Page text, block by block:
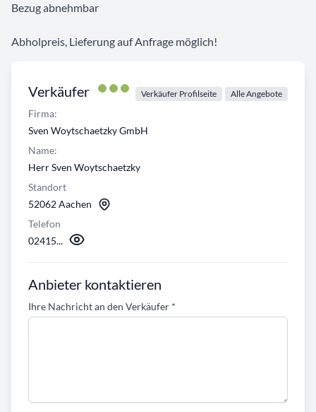
Verkäufer Verkäufer Profilseite Alle Angebote
Firma:
Sven Woytschaetzky GmbH
Name:
Herr Sven Woytschaetzky
Standort
52062 Aachen
Telefon
02415...
Anbieter kontaktieren
Ihre Nachricht an den Verkäufer *
Bezug abnehmbar
Abholpreis, Lieferung auf Anfrage möglich!